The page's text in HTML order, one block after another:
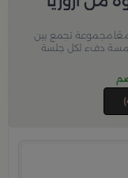
معًا.مجموعة تجمع بين
لمسة دفء لكل جلسة